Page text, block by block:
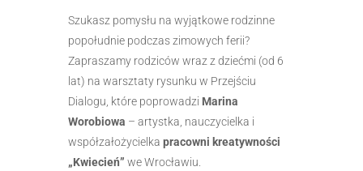
Szukasz pomysłu na wyjątkowe rodzinne
popołudnie podczas zimowych ferii?
Zapraszamy rodziców wraz z dziećmi (od 6
lat) na warsztaty rysunku w Przejściu
Dialogu, które poprowadzi Marina
Worobiowa – artystka, nauczycielka i
współzałożycielka pracowni kreatywności
„Kwiecień” we Wrocławiu.